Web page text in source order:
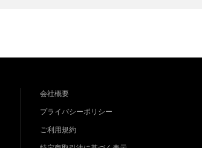
会社概要
プライバシーポリシー
ご利用規約